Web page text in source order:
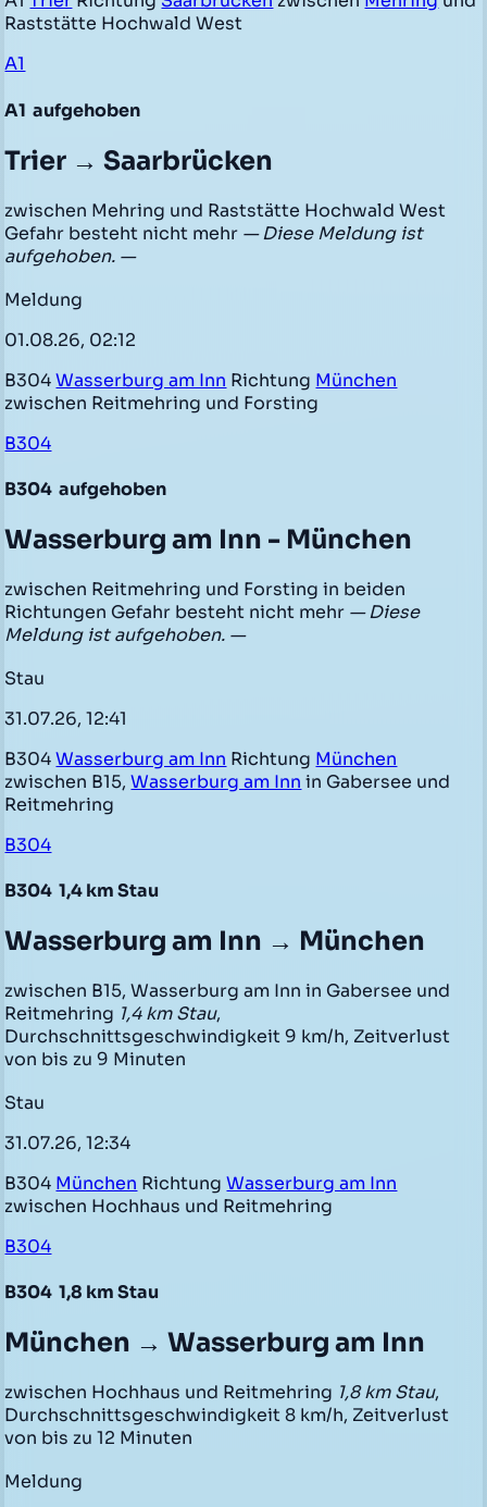
Raststätte Hochwald West
A1
A1 aufgehoben
Trier → Saarbrücken
zwischen Mehring und Raststätte Hochwald West
Gefahr besteht nicht mehr — Diese Meldung ist
aufgehoben. —
Meldung
01.08.26, 02:12
B304Wasserburg am Inn Richtung München
zwischen Reitmehring und Forsting
B304
B304 aufgehoben
Wasserburg am Inn - München
zwischen Reitmehring und Forsting in beiden
Richtungen Gefahr besteht nicht mehr — Diese
Meldung ist aufgehoben. —
Stau
31.07.26, 12:41
B304Wasserburg am Inn Richtung München
zwischen B15,Wasserburg am Inn in Gabersee und
Reitmehring
B304
B304 1,4 km Stau
Wasserburg am Inn → München
zwischen B15, Wasserburg am Inn in Gabersee und
Reitmehring 1,4 km Stau,
Durchschnittsgeschwindigkeit 9 km/h, Zeitverlust
von bis zu 9 Minuten
Stau
31.07.26, 12:34
B304 München RichtungWasserburg am Inn
zwischen Hochhaus und Reitmehring
B304
B304 1,8 km Stau
München → Wasserburg am Inn
zwischen Hochhaus und Reitmehring 1,8 km Stau,
Durchschnittsgeschwindigkeit 8 km/h, Zeitverlust
von bis zu 12 Minuten
Meldung